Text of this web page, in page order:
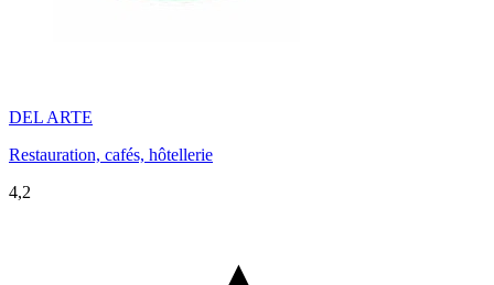
DEL ARTE
Restauration, cafés, hôtellerie
4,2